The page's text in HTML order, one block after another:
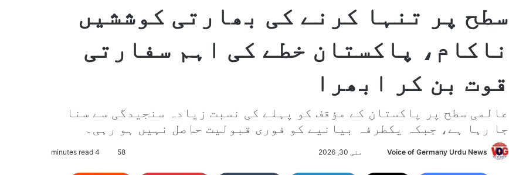
سطح پر تنہا کرنے کی بھارتی کوششیں
ناکام، پاکستان خطے کی اہم سفارتی
قوت بن کر ابھرا
عالمی سطح پر پاکستان کے مؤقف کو پہلے کی نسبت زیادہ سنجیدگی سے سنا
جا رہا ہے، جبکہ یکطرفہ بیانیے کو فوری قبولیت حاصل نہیں ہو رہی۔
Voice of Germany Urdu News مئی 30, 2026 58